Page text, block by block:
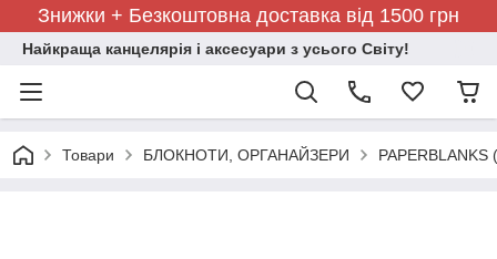
Знижки + Безкоштовна доставка від 1500 грн
Найкраща канцелярія і аксесуари з усього Світу!
Товари БЛОКНОТИ, ОРГАНАЙЗЕРИ PAPERBLANKS